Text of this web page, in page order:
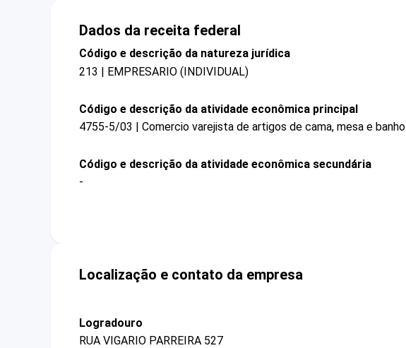
Dados da receita federal
Código e descrição da natureza jurídica
213 | EMPRESARIO (INDIVIDUAL)
Código e descrição da atividade econômica principal
4755-5/03 | Comercio varejista de artigos de cama, mesa e banho
Código e descrição da atividade econômica secundária
-
Localização e contato da empresa
Logradouro
RUA VIGARIO PARREIRA 527